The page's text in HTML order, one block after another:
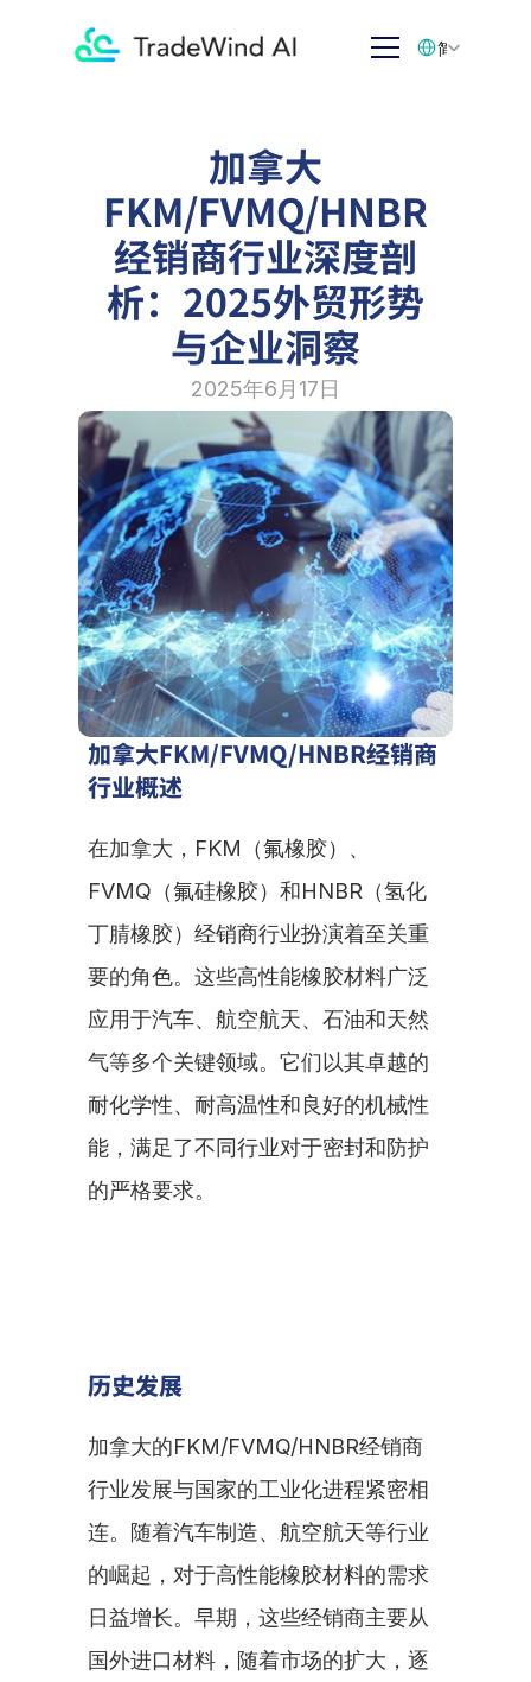
加拿大
FKM/FVMQ/HNBR
经销商行业深度剖
析：2025外贸形势
与企业洞察
2025年6月17日
加拿大FKM/FVMQ/HNBR经销商
行业概述
在加拿大，FKM（氟橡胶）、
FVMQ（氟硅橡胶）和HNBR（氢化
丁腈橡胶）经销商行业扮演着至关重
要的角色。这些高性能橡胶材料广泛
应用于汽车、航空航天、石油和天然
气等多个关键领域。它们以其卓越的
耐化学性、耐高温性和良好的机械性
能，满足了不同行业对于密封和防护
的严格要求。
历史发展
加拿大的FKM/FVMQ/HNBR经销商
行业发展与国家的工业化进程紧密相
连。随着汽车制造、航空航天等行业
的崛起，对于高性能橡胶材料的需求
日益增长。早期，这些经销商主要从
国外进口材料，随着市场的扩大，逐
简体中文